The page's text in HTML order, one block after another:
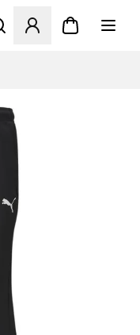
en Modal for å